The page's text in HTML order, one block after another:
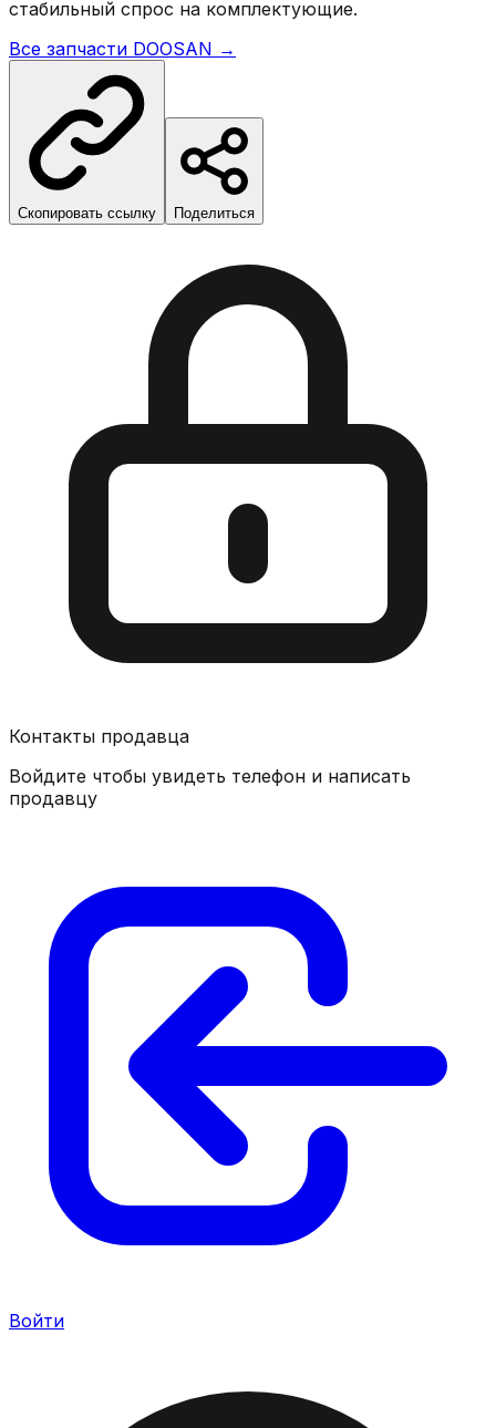
стабильный спрос на комплектующие.
Все запчасти DOOSAN →
Скопировать ссылку Поделиться
Контакты продавца
Войдите чтобы увидеть телефон и написать
продавцу
Войти